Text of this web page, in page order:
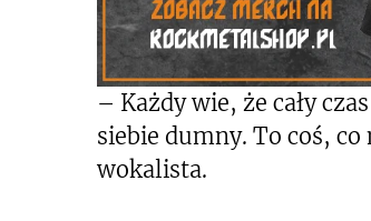
– Każdy wie, że cały
siebie dumny. To coś,
wokalista.